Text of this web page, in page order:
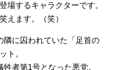
場するキャラクターです。
えます。（笑）
隣に囚われていた「足首の
ト。
者第1号となった悪党。